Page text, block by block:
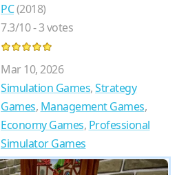
PC(2018)
7.3/10-3votes
Mar 10, 2026
Simulation Games,Strategy
Games, Management Games,
Economy Games, Professional
Simulator Games